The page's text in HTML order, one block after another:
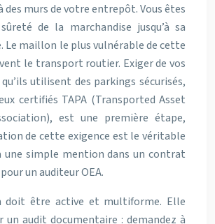
des murs de votre entrepôt. Vous êtes
de la marchandise jusqu’à sa
Le maillon le plus vulnérable de cette
le transport routier. Exiger de vos
utilisent des parkings sécurisés,
certifiés TAPA (Transported Asset
est une première étape,
de cette exigence est le véritable
une simple mention dans un contrat
un auditeur OEA.
doit être active et multiforme. Elle
un audit documentaire : demandez à